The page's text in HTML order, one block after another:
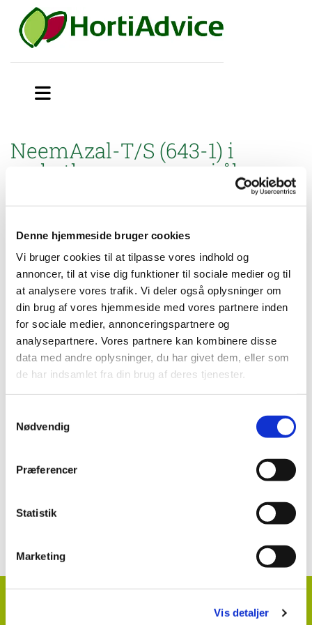
Denne hjemmeside bruger cookies
Vi bruger cookies til at tilpasse vores indhold og
annoncer, til at vise dig funktioner til sociale medier og til
at analysere vores trafik. Vi deler også oplysninger om
din brug af vores hjemmeside med vores partnere inden
for sociale medier, annonceringspartnere og
analysepartnere. Vores partnere kan kombinere disse
data med andre oplysninger, du har givet dem, eller som
de har indsamlet fra din brug af deres tjenester.
Nødvendig
Præferencer
Statistik
Marketing
Vis detaljer
NeemAzal-T/S (643-1) i
væksthusgrønsager i åbne
anvendelse af NeemAzal-T/S (643-1) til insektbekæmpelse i
væksthusgrønsager i åbne væksthuse.
Brugsanvisning:
NeemAzal-T/S (643-1) i væksthusgrønsager
Se mere:
NeemAzal-T/S
Kontakt information klik her